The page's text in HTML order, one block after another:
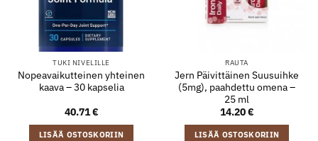
TUKI NIVELILLE
Nopeavaikutteinen yhteinen
kaava – 30 kapselia
40.71€
LISÄÄ OSTOSKORIIN
RAUTA
Jern Päivittäinen Suusuihke
(5mg), paahdettu omena –
25 ml
14.20€
LISÄÄ OSTOSKORIIN